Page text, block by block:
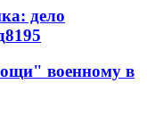
дело
8195
военному в